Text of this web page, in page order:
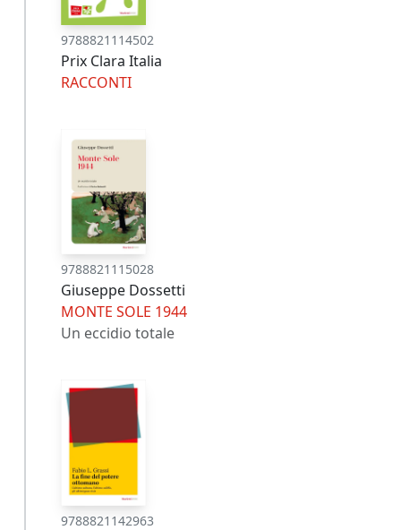
9788821114502
Prix Clara Italia
RACCONTI
9788821115028
Giuseppe Dossetti
MONTE SOLE 1944
Un eccidio totale
9788821142963